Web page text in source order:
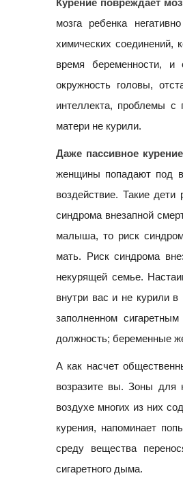
Курение повреждает
мозга ребенка
химических соединений,
время беременности,
окружность головы,
интеллекта, проблемы
матери не курили.
Даже пассивное
женщины попадают под
воздействие. Такие
синдрома внезапной
малыша, то риск
мать. Риск синдрома
некурящей семье.
внутри вас и не курили
заполненном
должность; беременные
А как насчет
возразите вы. Зоны для
воздухе многих из них
курения, напоминает
среду вещества
сигаретного дыма.